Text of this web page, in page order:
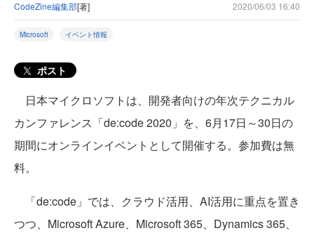
CodeZine編集部[著] 2020/06/03 16:40
Microsoft イベント情報
ポスト
日本マイクロソフトは、開発者向けの年次テクニカル
カンファレンス「de:code 2020」を、6月17日～30日の
期間にオンラインイベントとして開催する。参加費は無
料。
「de:code」では、クラウド活用、AI活用に重点を置き
つつ、Microsoft Azure、Microsoft 365、Dynamics 365、